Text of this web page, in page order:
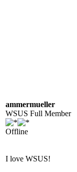
ammermueller
WSUS Full Member
Offline
I love WSUS!